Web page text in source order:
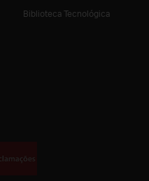
Biblioteca Tecnológica